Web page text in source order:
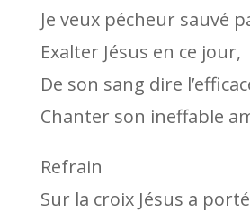
Je veux pécheur sauvé
Exalter Jésus en ce jour,
De son sang dire
Chanter son ineffable
Refrain
Sur la croix Jésus a porté